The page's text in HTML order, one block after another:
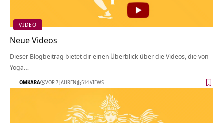
VIDEO
Neue Videos
Dieser Blogbeitrag bietet dir einen Überblick über die Videos, die von
Yoga…
OMKARA VOR 7 JAHREN 514 VIEWS